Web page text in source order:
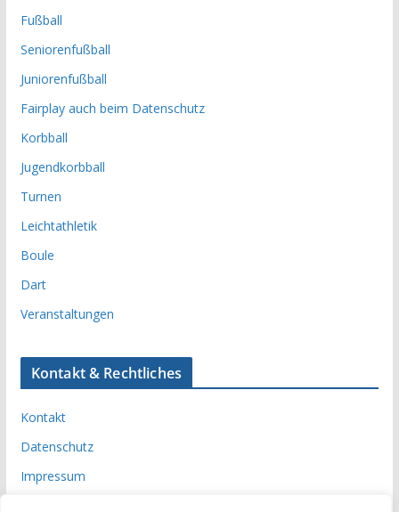
Fußball
Seniorenfußball
Juniorenfußball
Fairplay auch beim Datenschutz
Korbball
Jugendkorbball
Turnen
Leichtathletik
Boule
Dart
Veranstaltungen
Kontakt & Rechtliches
Kontakt
Datenschutz
Impressum